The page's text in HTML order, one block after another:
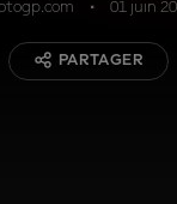
01 juin
PARTAGER